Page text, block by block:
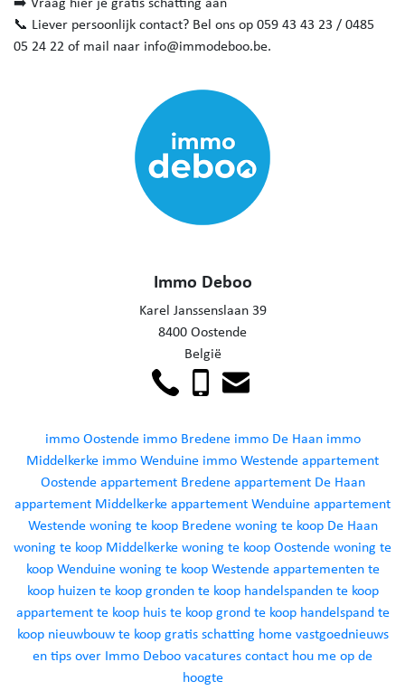
📞 Liever persoonlijk contact? Bel ons op 059 43 43 23 / 0485
05 24 22 of mail naar info@immodeboo.be.
Immo Deboo
Karel Janssenslaan 39
8400 Oostende
België
immo Oostende immo Bredene immo De Haan immo
Middelkerke immo Wenduine immo Westendeappartement
Oostende appartement Bredene appartement De Haan
appartement Middelkerkeappartement Wenduineappartement
Westende woning te koop Bredene woning te koop De Haan
woning te koop Middelkerkewoning te koop Oostendewoning te
koop Wenduine woning te koop Westende appartementen te
koop huizen te koop gronden te koop handelspanden te koop
appartement te koop huis te koop grond te koop handelspand te
koop nieuwbouw te koop gratis schatting home vastgoednieuws
en tipsover Immo Deboovacaturescontact hou me op de
hoogte